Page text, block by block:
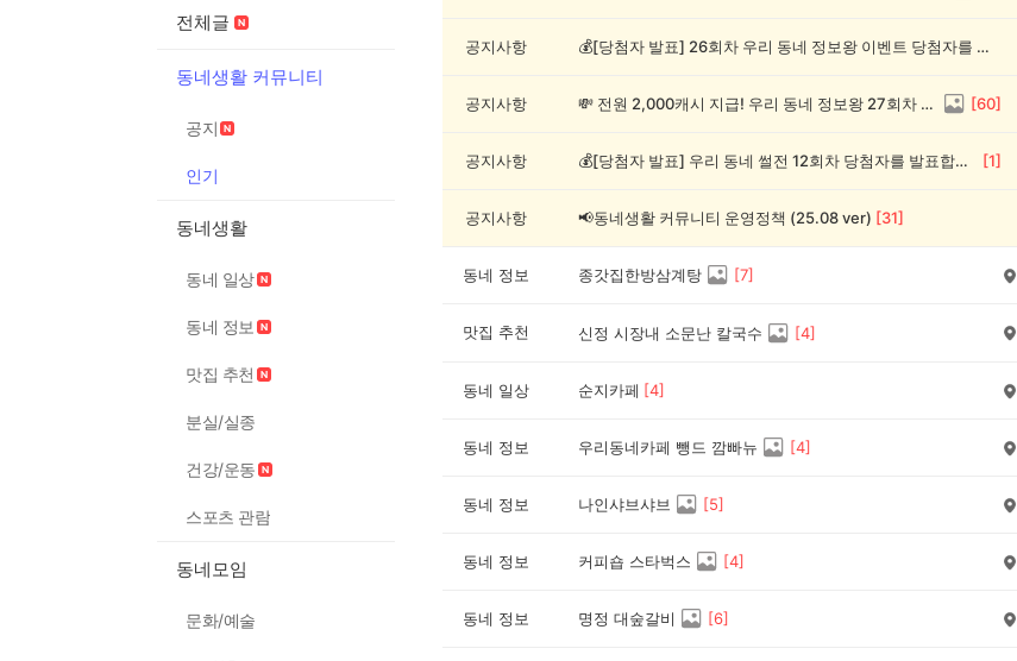
전체글
동네생활 커뮤니티
공지
인기
동네생활
동네 일상
동네 정보
맛집 추천
분실/실종
건강/운동
스포츠 관람
동네모임
문화/예술
공지사항 💰[당첨자 발표] 26회차 우리 동네 정보왕 이벤트 당첨자를 발표합니다!
공지사항 💸 전원 2,000캐시 지급! 우리 동네 정보왕 27회차 (~8/10) [60]
공지사항 💰[당첨자 발표] 우리 동네 썰전 12회차 당첨자를 발표합니다! [1]
공지사항 📢동네생활 커뮤니티 운영정책 (25.08 ver) [31]
동네 정보 종갓집한방삼계탕 [7]
맛집 추천 신정 시장내 소문난 칼국수 [4]
동네 일상 순지카페 [4]
동네 정보 우리동네카페 뺑드 깜빠뉴 [4]
동네 정보 나인샤브샤브 [5]
동네 정보 커피숍 스타벅스 [4]
동네 정보 명정 대숲갈비 [6]